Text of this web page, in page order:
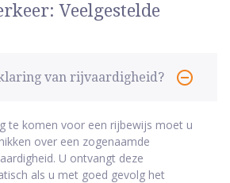
Veelgestelde
van rijvaardigheid?
te komen voor een rijbewijs moet u
over een zogenaamde
U ontvangt deze
als u met goed gevolg het